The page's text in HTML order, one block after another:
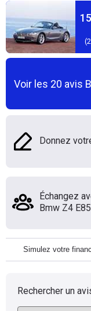
(
Voir les 20 avis
Donnez
Échangez
Bmw Z4 E85
Simulez votre
Rechercher un